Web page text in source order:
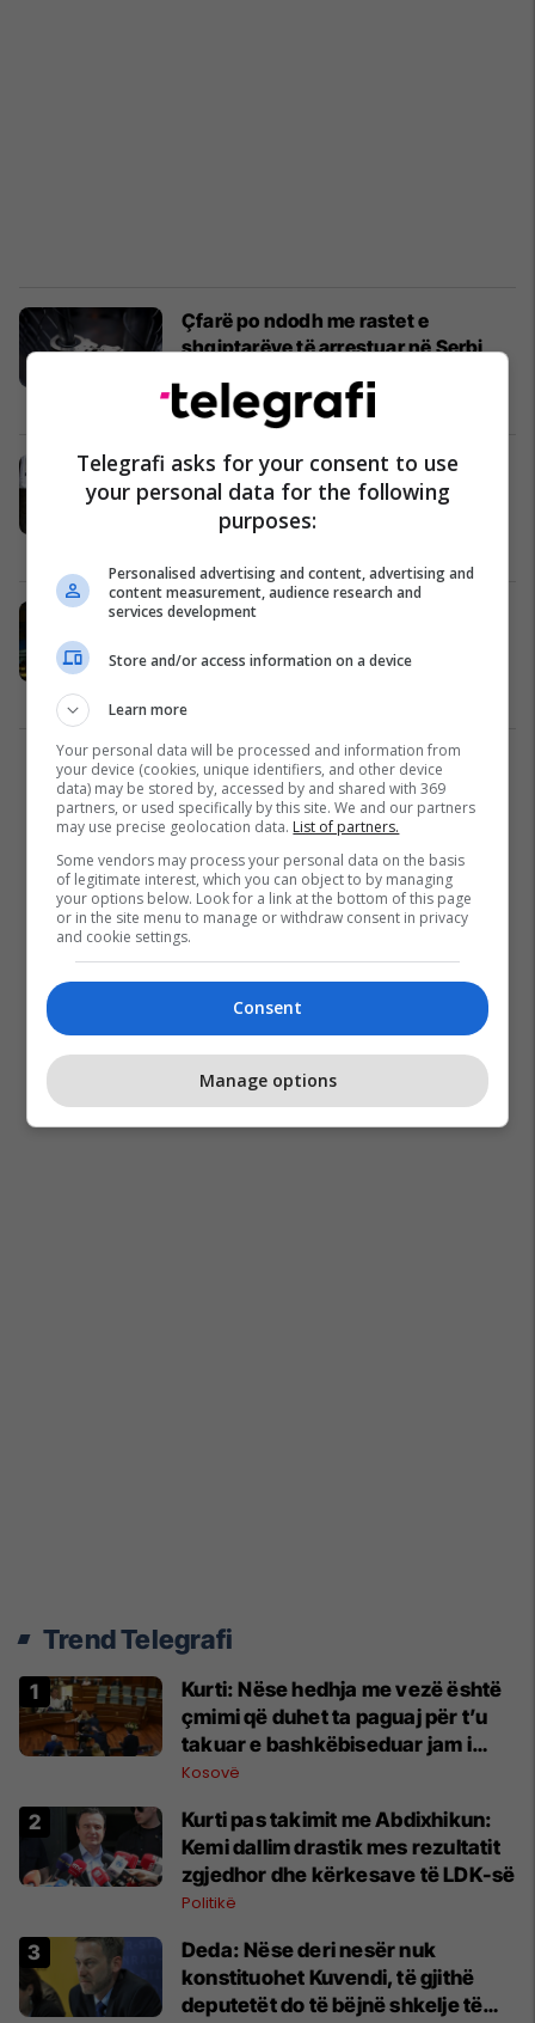
Çfarë po ndodh me rastet e
shqiptarëve të arrestuar në Serbi
Kosovë 06/06/2024
Arrestimi i qytetarit të Kosovës nga
autoritetet serbe, KMDLNj fajëson
MPJD-në
KMDLNj pas Rezolutës së OKB-së
Srebrenicë: E arritur e madhe,
krimet
2
Trend Telegrafi
Kurti: Nëse hedhja me vezë është
çmimi që duhet ta paguaj për t’u
takuar e bashkëbiseduar jam i
lumtur ta bëj këtë
Kosovë
Kurti pas takimit me Abdixhikun:
Kemi dallim drastik mes rezultatit
zgjedhor dhe kërkesave të LDK-së
Politikë
Deda: Nëse deri nesër nuk
konstituohet Kuvendi, të gjithë
deputetët do të bëjnë shkelje të
Telegrafi asks for your consent to use
your personal data for the following
purposes:
Personalised advertising and content, advertising and
content measurement, audience research and
services development
Store and/or access information on a device
Learn more
Your personal data will be processed and information from
your device (cookies, unique identifiers, and other device
data) may be stored by, accessed by and shared with 369
partners, or used specifically by this site. We and our partners
may use precise geolocation data. List of partners.
Some vendors may process your personal data on the basis
of legitimate interest, which you can object to by managing
your options below. Look for a link at the bottom of this page
or in the site menu to manage or withdraw consent in privacy
and cookie settings.
Consent
Manage options